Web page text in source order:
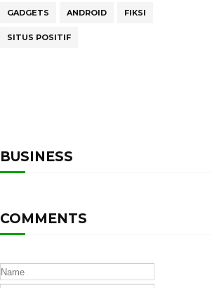
GADGETS ANDROID FIKSI
SITUS POSITIF
BUSINESS
COMMENTS